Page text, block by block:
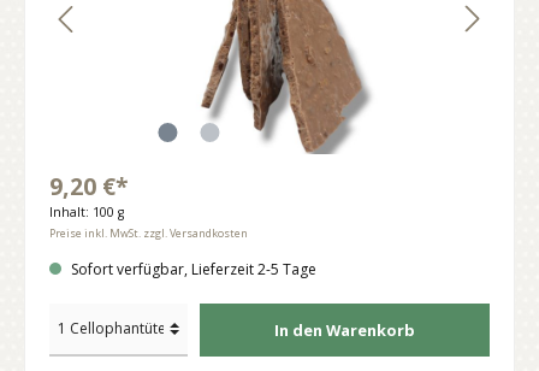
9,20 €*
Inhalt: 100 g
Preise inkl. MwSt. zzgl. Versandkosten
Sofort verfügbar, Lieferzeit 2-5 Tage
In den Warenkorb